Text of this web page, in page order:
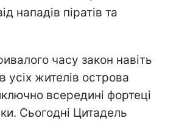
нападів піратів та
часу закон навіть
усіх жителів острова
всередині фортеці
Сьогодні Цитадель